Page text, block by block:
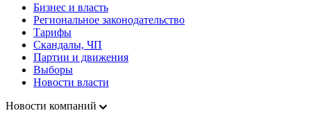
Бизнес и власть
Региональное законодательство
Тарифы
Скандалы, ЧП
Партии и движения
Выборы
Новости власти
Новости компаний